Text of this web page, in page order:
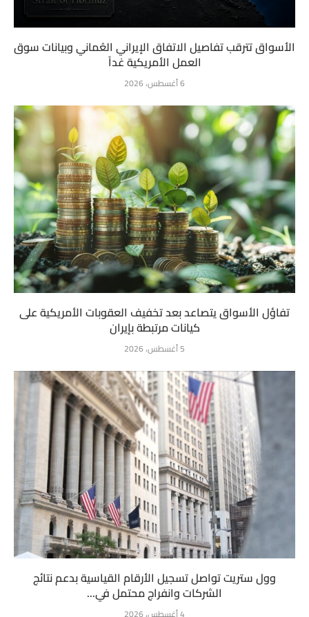
الأسواق تترقب تفاصيل الاتفاق الإيراني العُماني وبيانات سوق
العمل الأمريكية غداً
6 أغسطس، 2026
تفاؤل الأسواق يتصاعد بعد تخفيف العقوبات الأمريكية على
كيانات مرتبطة بإيران
5 أغسطس، 2026
وول ستريت تواصل تسجيل الأرقام القياسية بدعم نتائج
الشركات وانفراج محتمل في...
4 أغسطس، 2026